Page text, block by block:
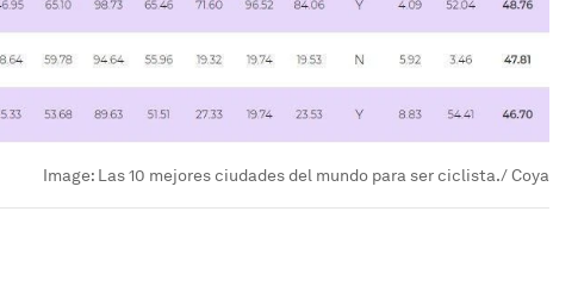
Image: Las 10 mejores ciudades del mundo para ser ciclista./ Coya